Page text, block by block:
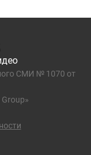
СМИ № 1070 от